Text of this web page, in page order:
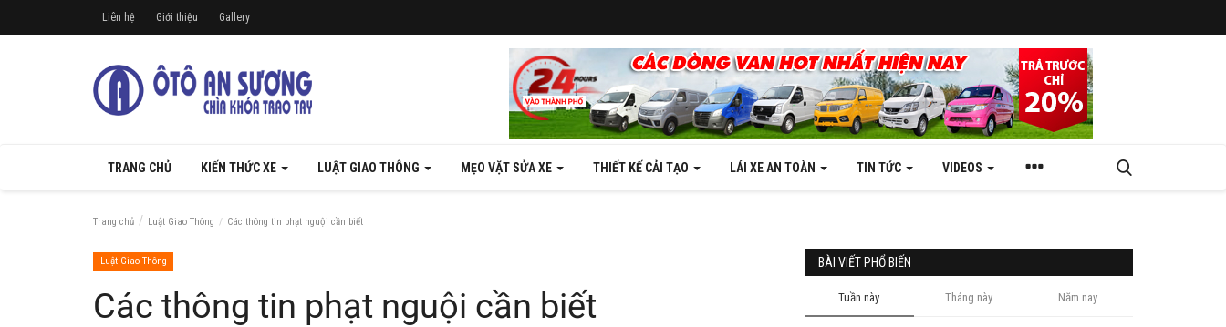
Liên hệ Giới thiệu Gallery
TRANG CHỦ KIẾN THỨC XE LUẬT GIAO THÔNG MẸO VẶT SỬA XE THIẾT KẾ CẢI TẠO LÁI XE AN TOÀN TIN TỨC VIDEOS
Trang chủ Luật Giao Thông Các thông tin phạt nguội cần biết
Luật Giao Thông
Các thông tin phạt nguội cần biết
BÀI VIẾT PHỔ BIẾN
Tuần này Tháng này Năm nay